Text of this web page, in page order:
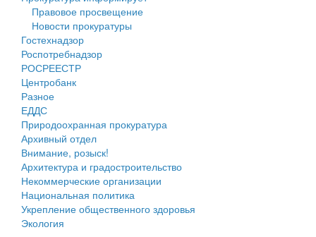
Проекты планировки территории
Собрание депутатов
Городское поселение
Сельские поселения
Правовое просвещение
Новости прокуратуры
Гостехнадзор
Роспотребнадзор
РОСРЕЕСТР
Центробанк
Разное
ЕДДС
Природоохранная прокуратура
Архивный отдел
Внимание, розыск!
Архитектура и градостроительство
Некоммерческие организации
Национальная политика
Укрепление общественного здоровья
Экология